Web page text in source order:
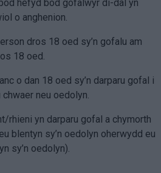
hefyd bod gofalwyr di-dâl yn
o anghenion.
dros 18 oed sy’n gofalu am
18 oed.
o dan 18 oed sy’n darparu gofal i
neu oedolyn.
rhieni yn darparu gofal a chymorth
blentyn sy’n oedolyn oherwydd eu
sy’n oedolyn).